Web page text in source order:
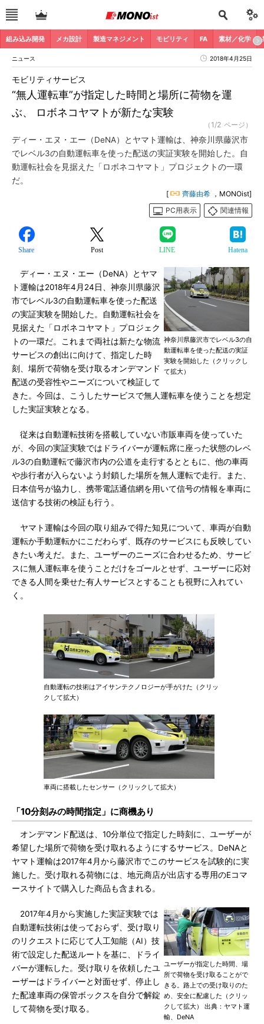
組み込み開発 メカ設計 製造マネジメント モビリティ FA 素材／化学
ニュース 2018年4月25日
“無人運転車”が指定した時間と場所に荷物を運
ぶ、 ロボネコヤマトが新たな実験
モビリティサービス
（1/2 ページ）
ディー・エヌ・エー（DeNA）とヤマト運輸は、神奈川県藤沢市
でレベル3の自動運転車を使った配送の実証実験を開始した。自
動運転社会を見据えた「ロボネコヤマト」プロジェクトの一環
だ。
[ 齊藤由希 ，MONOist]
PC用表示
関連情報
Share Post LINE Hatena
神奈川県藤沢市でレベル3の自
動運転車を使った配送の実証
実験を開始した（クリックし
て拡大）
ディー・エヌ・エー（DeNA）とヤマ
ト運輸は2018年4月24日、神奈川県藤沢
市でレベル3の自動運転車を使った配送
の実証実験を開始した。自動運転社会を
見据えた「ロボネコヤマト」プロジェク
トの一環だ。これまで両社は新たな物流
サービスの創出に向けて、指定した時
刻、場所で荷物を受け取るオンデマンド
配送の受容性やニーズについて検証して
きた。今回は、こうしたサービスで無人運転車を使うことを想定
した実証実験となる。
従来は自動運転技術を搭載していない市販車両を使っていた
が、今回の実証実験ではドライバーが運転席に座った状態のレベ
ル3の自動運転で藤沢市内の公道を走行するとともに、他の車両
や歩行者が入らないよう封鎖した場所を無人運転で走行。また、
日本信号が協力し、携帯電話通信網を用いて信号の情報を車両に
送信する技術の検証も行う。
ヤマト運輸は今回の取り組みで得た知見について、車両が自動
運転か手動運転かにこだわらず、既存のサービスにも反映してい
きたい考えだ。また、ユーザーのニーズに合わせるため、サービ
スに無人運転車を使うことだけをゴールとせず、ユーザーに応対
できる人間を乗せた有人サービスとすることも視野に入れてい
く。
自動運転の技術はアイサンテクノロジーが手がけた（クリッ
クして拡大）
車両に搭載したセンサー（クリックして拡大）
「10分刻みの時間指定」に商機あり
オンデマンド配送は、10分単位で指定した時刻に、ユーザーが
希望した場所で荷物を受け取れるようにするサービス。DeNAと
ヤマト運輸は2017年4月から藤沢市でこのサービスを試験的に実
施した。受け取れる荷物には、地元商店が出店する専用のEコマ
ースサイトで購入した商品も含まれる。
ユーザーが指定した時間、場
所で荷物を受け取ることがで
きる。路上での受け取りのた
め、安全に配慮した（クリッ
クして拡大） 出典：ヤマト運
輸、DeNA
2017年4月から実施した実証実験では
自動運転技術は使っておらず、受け取り
のリクエストに応じて人工知能（AI）技
術で設定した配送ルートを基に、ドライ
バーが運転した。受け取りを依頼したユ
ーザーはドライバーと対面せず、停止し
た配達車両の保管ボックスを自分で解錠
して荷物を受け取る。